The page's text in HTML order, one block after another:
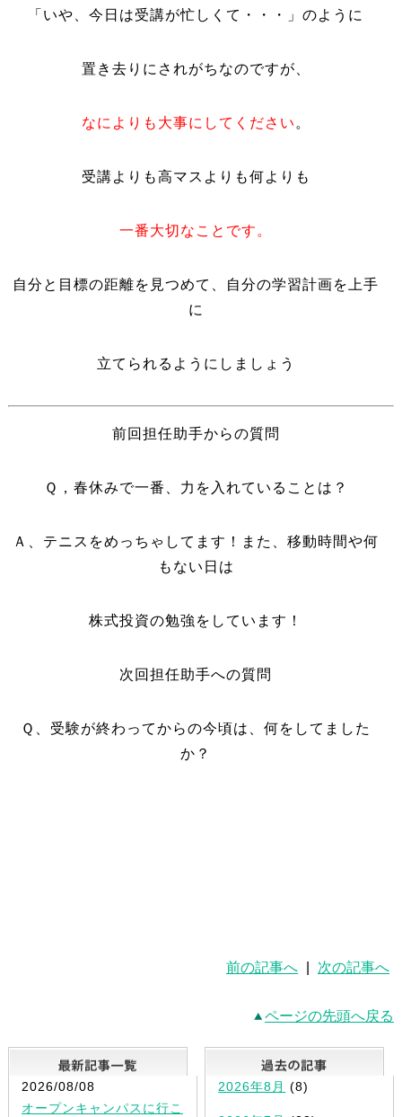
「いや、今日は受講が忙しくて・・・」のように
置き去りにされがちなのですが、
なによりも大事にしてください 。
受講よりも高マスよりも何よりも
一番大切なことです。
自分と目標の距離を見つめて、自分の学習計画を上手
に
立てられるようにしましょう
前回担任助手からの質問
Ｑ，春休みで一番、力を入れていることは？
Ａ、テニスをめっちゃしてます！また、移動時間や何
もない日は
株式投資の勉強をしています！
次回担任助手への質問
Ｑ、受験が終わってからの今頃は、何をしてました
か？
前の記事へ 次の記事へ
ページの先頭へ戻る
最新記事一覧
2026/08/08
オープンキャンパスに行こ
2026年8月 (8)